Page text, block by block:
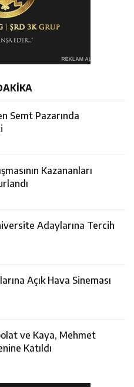
Semt Pazarında
Kazananları
Adaylarına Tercih
Açık Hava Sineması
ve Kaya, Mehmet
Katıldı